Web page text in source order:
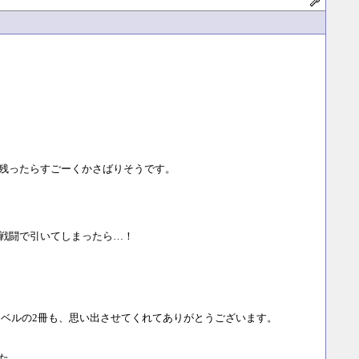
たらすごーくかさばりそうです。
闘で引いてしまったら…！
の2冊も、思い出させてくれてありがとうございます。